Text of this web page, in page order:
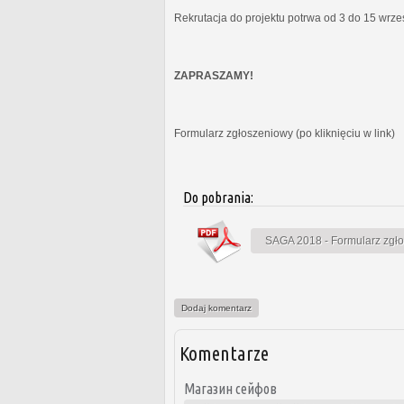
Rekrutacja do projektu potrwa od 3 do 15
ZAPRASZAMY!
Formularz zgłoszeniowy (po kliknięciu w link)
Do pobrania:
SAGA 2018 - Formularz
Dodaj komentarz
Komentarze
Магазин сейфов